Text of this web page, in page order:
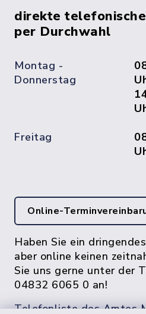
direkte
per Durchwahl
Montag -
Donnerstag
Freitag
Online-
Haben Sie ein
aber online keinen
Sie uns gerne unter der
04832 6065 0 an!
Telefonliste des Amtes